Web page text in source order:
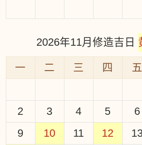
2026年11月修造吉日
一 二 三 四 五
2
3 4 5 6
9
10 11 12